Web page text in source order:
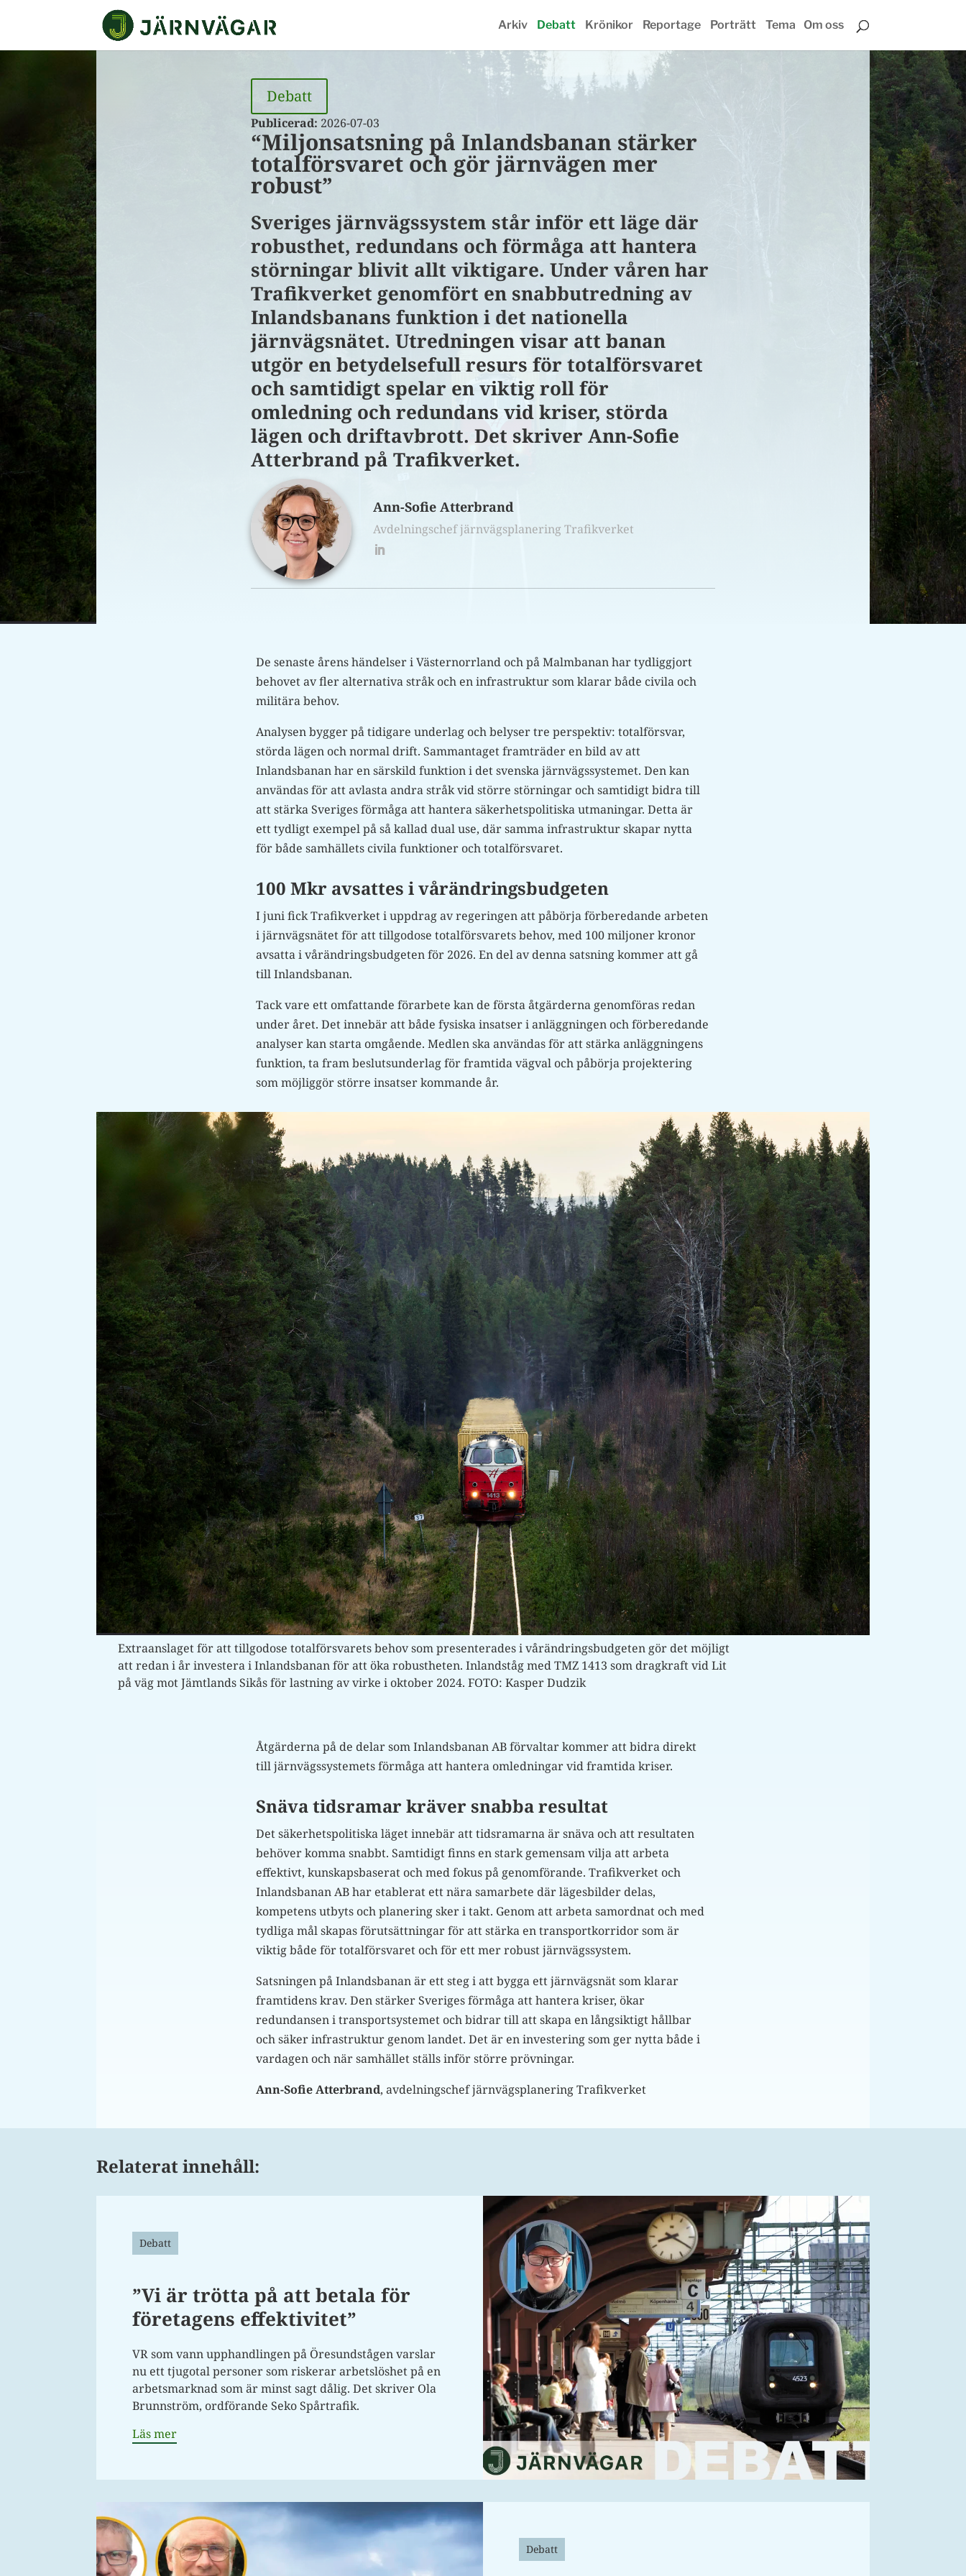
Arkiv Debatt Krönikor Reportage Porträtt Tema Om oss
Debatt
Publicerad: 2026-07-03
“Miljonsatsning på Inlandsbanan stärker
totalförsvaret och gör järnvägen mer
robust”
Sveriges järnvägssystem står inför ett läge där
robusthet, redundans och förmåga att hantera
störningar blivit allt viktigare. Under våren har
Trafikverket genomfört en snabbutredning av
Inlandsbanans funktion i det nationella
järnvägsnätet. Utredningen visar att banan
utgör en betydelsefull resurs för totalförsvaret
och samtidigt spelar en viktig roll för
omledning och redundans vid kriser, störda
lägen och driftavbrott. Det skriver Ann-Sofie
Atterbrand på Trafikverket.
Ann-Sofie Atterbrand
Avdelningschef järnvägsplanering Trafikverket
De senaste årens händelser i Västernorrland och på Malmbanan har tydliggjort
behovet av fler alternativa stråk och en infrastruktur som klarar både civila och
militära behov.
Analysen bygger på tidigare underlag och belyser tre perspektiv: totalförsvar,
störda lägen och normal drift. Sammantaget framträder en bild av att
Inlandsbanan har en särskild funktion i det svenska järnvägssystemet. Den kan
användas för att avlasta andra stråk vid större störningar och samtidigt bidra till
att stärka Sveriges förmåga att hantera säkerhetspolitiska utmaningar. Detta är
ett tydligt exempel på så kallad dual use, där samma infrastruktur skapar nytta
för både samhällets civila funktioner och totalförsvaret.
100 Mkr avsattes i vårändringsbudgeten
I juni fick Trafikverket i uppdrag av regeringen att påbörja förberedande arbeten
i järnvägsnätet för att tillgodose totalförsvarets behov, med 100 miljoner kronor
avsatta i vårändringsbudgeten för 2026. En del av denna satsning kommer att gå
till Inlandsbanan.
Tack vare ett omfattande förarbete kan de första åtgärderna genomföras redan
under året. Det innebär att både fysiska insatser i anläggningen och förberedande
analyser kan starta omgående. Medlen ska användas för att stärka anläggningens
funktion, ta fram beslutsunderlag för framtida vägval och påbörja projektering
som möjliggör större insatser kommande år.
Extraanslaget för att tillgodose totalförsvarets behov som presenterades i vårändringsbudgeten gör det möjligt
att redan i år investera i Inlandsbanan för att öka robustheten. Inlandståg med TMZ 1413 som dragkraft vid Lit
på väg mot Jämtlands Sikås för lastning av virke i oktober 2024. FOTO: Kasper Dudzik
Åtgärderna på de delar som Inlandsbanan AB förvaltar kommer att bidra direkt
till järnvägssystemets förmåga att hantera omledningar vid framtida kriser.
Snäva tidsramar kräver snabba resultat
Det säkerhetspolitiska läget innebär att tidsramarna är snäva och att resultaten
behöver komma snabbt. Samtidigt finns en stark gemensam vilja att arbeta
effektivt, kunskapsbaserat och med fokus på genomförande. Trafikverket och
Inlandsbanan AB har etablerat ett nära samarbete där lägesbilder delas,
kompetens utbyts och planering sker i takt. Genom att arbeta samordnat och med
tydliga mål skapas förutsättningar för att stärka en transportkorridor som är
viktig både för totalförsvaret och för ett mer robust järnvägssystem.
Satsningen på Inlandsbanan är ett steg i att bygga ett järnvägsnät som klarar
framtidens krav. Den stärker Sveriges förmåga att hantera kriser, ökar
redundansen i transportsystemet och bidrar till att skapa en långsiktigt hållbar
och säker infrastruktur genom landet. Det är en investering som ger nytta både i
vardagen och när samhället ställs inför större prövningar.
Ann-Sofie Atterbrand, avdelningschef järnvägsplanering Trafikverket
Relaterat innehåll:
Debatt
”Vi är trötta på att betala för
företagens effektivitet”
VR som vann upphandlingen på Öresundstågen varslar
nu ett tjugotal personer som riskerar arbetslöshet på en
arbetsmarknad som är minst sagt dålig. Det skriver Ola
Brunnström, ordförande Seko Spårtrafik.
Läs mer
Debatt